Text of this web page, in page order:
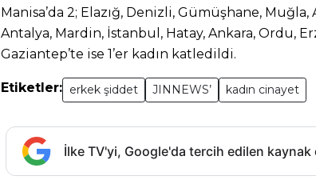
Manisa’da 2; Elazığ, Denizli, Gümüşhane, Muğla,
Antalya, Mardin, İstanbul, Hatay, Ankara, Ordu,
Gaziantep’te ise 1’er kadın katledildi.
Etiketler: erkek şiddet JINNEWS’ kadın cinayet
İlke TV'yi, Google'da tercih edilen kaynak